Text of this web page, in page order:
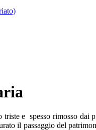
triste e spesso rimosso
il passaggio del